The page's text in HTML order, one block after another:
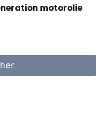
motorolie